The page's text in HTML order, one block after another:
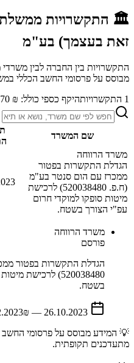
🏛️ התקשרויות
זאת בעצמך) בע"מ
התקשרויות בין החברה לבין משרדי
מבוסס על פרסומי החשב הכללי
1 התקשרויותהיקף כספי כולל: ₪ 49,670
שם המשרד
משרד הרווחה
הגדלת התקשרות בפטור
ממכרז עם הום סנטר בע"מ
(ח.פ. 520038480) לרכישת
מיטות סופקו למוקדי חרום
עפ"י הצורך בשטח.
משרד הרווחה
פורסם
הגדלת התקשרות בפטור
520038480)
בשטח.
26.10.2023
—
₪ 49,670
💡 המידע מבוסס על פרסומי החשב
מתעדכנים תקופתית.